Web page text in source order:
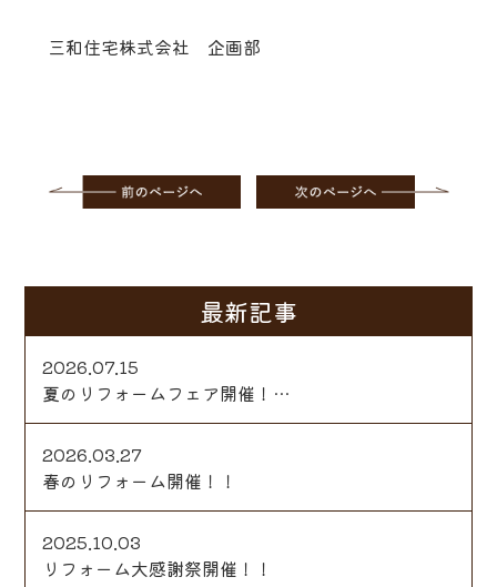
三和住宅株式会社 企画部
最新記事
2026.07.15
夏のリフォームフェア開催！…
2026.03.27
春のリフォーム開催！！
2025.10.03
リフォーム大感謝祭開催！！